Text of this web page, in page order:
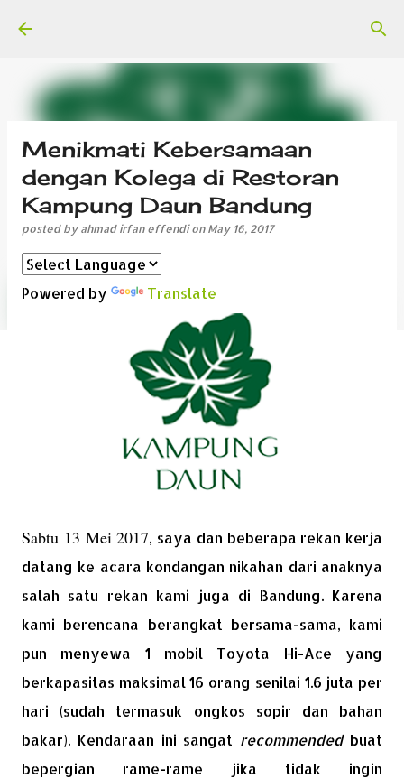
Menikmati Kebersamaan
dengan Kolega di Restoran
Kampung Daun Bandung
posted by ahmad irfan effendi on May 16, 2017
Powered by Translate
Sabtu 13 Mei 2017, saya dan beberapa rekan kerja
datang ke acara kondangan nikahan dari anaknya
salah satu rekan kami juga di Bandung. Karena
kami berencana berangkat bersama-sama, kami
pun menyewa 1 mobil Toyota Hi-Ace yang
berkapasitas maksimal 16 orang senilai 1.6 juta per
hari (sudah termasuk ongkos sopir dan bahan
bakar). Kendaraan ini sangat recommendedbuat
bepergian rame-rame jika tidak ingin